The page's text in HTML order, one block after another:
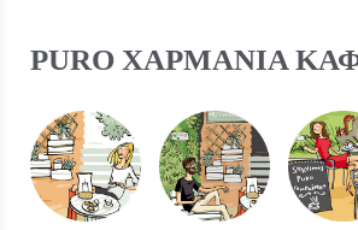
PURO ΧΑΡΜΆΝΙΑ